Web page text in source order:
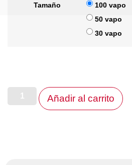
Tamaño
100 vapo
50 vapo
30 vapo
Añadir al carrito